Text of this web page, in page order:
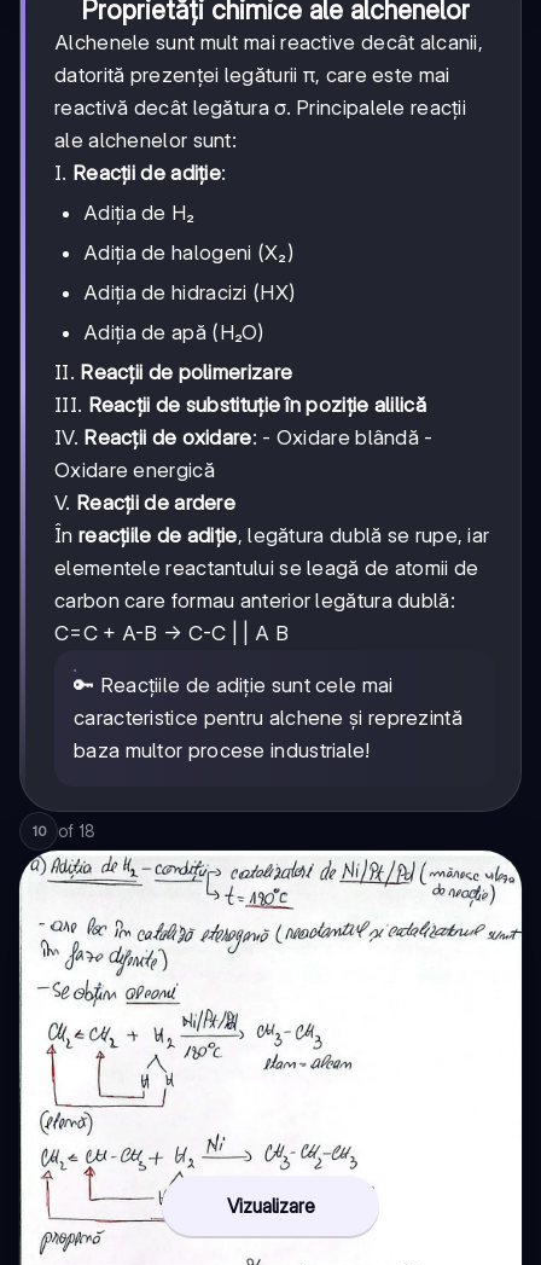
Proprietăți chimice ale alchenelor
Alchenele sunt mult mai reactive decât alcanii,
datorită prezenței legăturii π, care este mai
reactivă decât legătura σ. Principalele reacții
ale alchenelor sunt:
I. Reacții de adiție:
Adiția de H₂
Adiția de halogeni (X₂)
Adiția de hidracizi (HX)
Adiția de apă (H₂O)
II. Reacții de polimerizare
III. Reacții de substituție în poziție alilică
IV. Reacții de oxidare: - Oxidare blândă -
Oxidare energică
V. Reacții de ardere
În reacțiile de adiție, legătura dublă se rupe, iar
elementele reactantului se leagă de atomii de
carbon care formau anterior legătura dublă:
C=C + A-B → C-C | | A B
🔑 Reacțiile de adiție sunt cele mai
caracteristice pentru alchene și reprezintă
baza multor procese industriale!
10 of 18
Vizualizare